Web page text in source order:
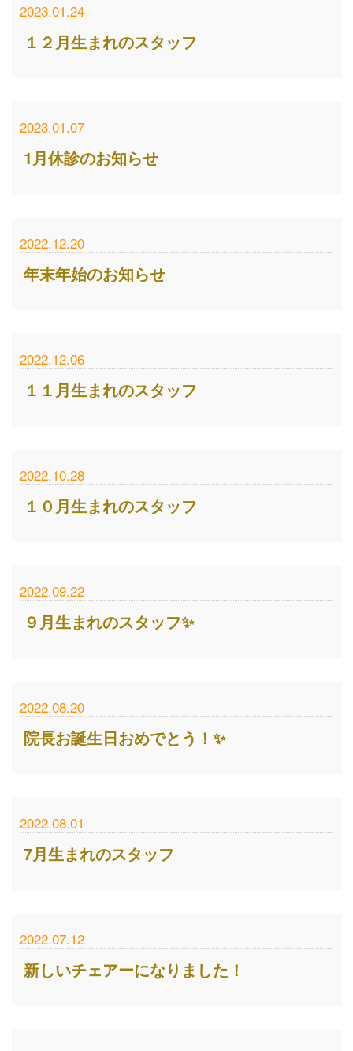
2023.01.24
１２月生まれのスタッフ
2023.01.07
1月休診のお知らせ
2022.12.20
年末年始のお知らせ
2022.12.06
１１月生まれのスタッフ
2022.10.28
１０月生まれのスタッフ
2022.09.22
９月生まれのスタッフ✨
2022.08.20
院長お誕生日おめでとう！✨
2022.08.01
7月生まれのスタッフ
2022.07.12
新しいチェアーになりました！